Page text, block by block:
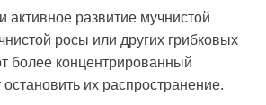
активное развитие мучнистой
росы или других грибковых
более концентрированный
их распространение.